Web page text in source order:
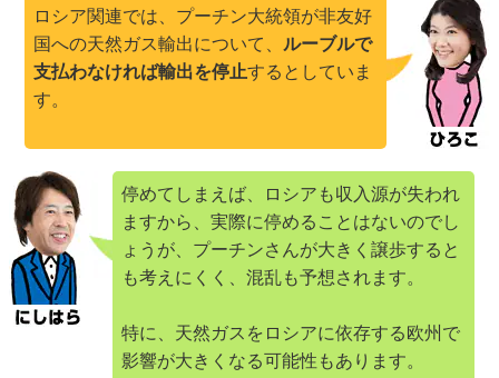
ロシア関連では、プーチン大統領が非友好
国への天然ガス輸出について、 ルーブルで
支払わなければ輸出を停止するとしていま
す。
停めてしまえば、ロシアも収入源が失われ
ますから、実際に停めることはないのでし
ょうが、プーチンさんが大きく譲歩すると
も考えにくく、混乱も予想されます。
特に、天然ガスをロシアに依存する欧州で
影響が大きくなる可能性もあります。